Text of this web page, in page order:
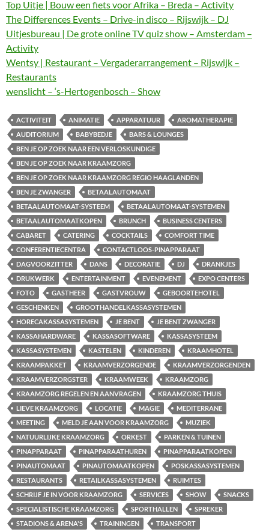
Top Uitje | Bouw een fiets voor Afrika – Breda – Activity
The Differences Events – Drive-in disco – Rijswijk – DJ
Uitjesbureau | De grote online TV quiz show – Amsterdam –
Activity
Wentsy | Restaurant – Vergaderarrangement – Rijswijk –
Restaurants
wenslicht – ‘s-Hertogenbosch – Show
ACTIVITEIT ANIMATIE APPARATUUR
AROMATHERAPIE
AUDITORIUM
BABYBEDJE
BARS & LOUNGES
BEN JE OP ZOEK NAAR EEN VERLOSKUNDIGE
BEN JE OP ZOEK NAAR KRAAMZORG
BEN JE OP ZOEK NAAR KRAAMZORG REGIO HAAGLANDEN
BEN JE ZWANGER
BETAALAUTOMAAT
BETAALAUTOMAAT-SYSTEEM
BETAALAUTOMAAT-SYSTEMEN
BETAALAUTOMAATKOPEN
BRUNCH
BUSINESS CENTERS
CABARET
CATERING COCKTAILS
COMFORT TIME
CONFERENTIECENTRA
CONTACTLOOS-PINAPPARAAT
DAGVOORZITTER
DANS DECORATIE DJ
DRANKJES
DRUKWERK
ENTERTAINMENT EVENEMENT
EXPO CENTERS
FOTO
GASTHEER GASTVROUW
GEBOORTEHOTEL
GESCHENKEN
GROOTHANDELKASSASYSTEMEN
HORECAKASSASYSTEMEN
JE BENT
JE BENT ZWANGER
KASSAHARDWARE
KASSASOFTWARE
KASSASYSTEEM
KASSASYSTEMEN
KASTELEN KINDEREN
KRAAMHOTEL
KRAAMPAKKET
KRAAMVERZORGENDE
KRAAMVERZORGENDEN
KRAAMVERZORGSTER
KRAAMWEEK
KRAAMZORG
KRAAMZORG REGELEN EN AANVRAGEN
KRAAMZORG THUIS
LIEVE KRAAMZORG
LOCATIE MAGIE
MEDITERRANE
MEETING
MELD JE AAN VOOR KRAAMZORG
MUZIEK
NATUURLIJKE KRAAMZORG
ORKEST
PARKEN & TUINEN
PINAPPARAAT
PINAPPARAATHUREN
PINAPPARAATKOPEN
PINAUTOMAAT
PINAUTOMAATKOPEN
POSKASSASYSTEMEN
RESTAURANTS
RETAILKASSASYSTEMEN
RUIMTES
SCHRIJF JE IN VOOR KRAAMZORG
SERVICES SHOW
SNACKS
SPECIALISTISCHE KRAAMZORG
SPORTHALLEN
SPREKER
STADIONS & ARENA'S
TRAININGEN
TRANSPORT